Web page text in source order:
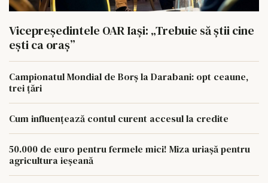
Vicepreședintele OAR Iași: „Trebuie să știi cine
ești ca oraș”
Campionatul Mondial de Borș la Darabani: opt ceaune,
trei țări
Cum influențează contul curent accesul la credite
50.000 de euro pentru fermele mici! Miza uriașă pentru
agricultura ieșeană